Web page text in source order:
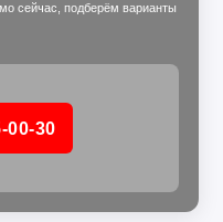
сейчас, подберём варианты